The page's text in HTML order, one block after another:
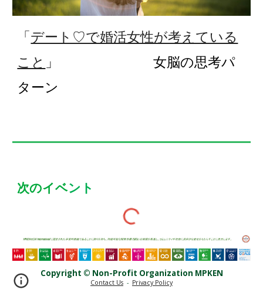
「デート♡で婚活女性が考えている
こと 」 女脳の思考パ
ターン
次のイベント
Copyright © Non-Profit Organization MPKEN
Contact Us - Privacy Policy